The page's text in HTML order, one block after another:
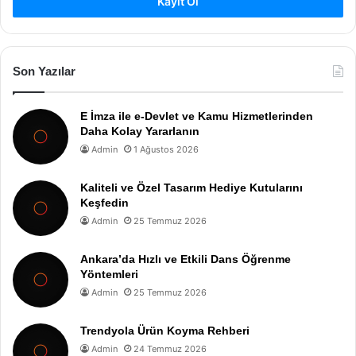
Son Yazılar
E İmza ile e-Devlet ve Kamu Hizmetlerinden
Daha Kolay Yararlanın
Admin 1 Ağustos 2026
Kaliteli ve Özel Tasarım Hediye Kutularını
Keşfedin
Admin 25 Temmuz 2026
Ankara’da Hızlı ve Etkili Dans Öğrenme
Yöntemleri
Admin 25 Temmuz 2026
Trendyola Ürün Koyma Rehberi
Admin 24 Temmuz 2026